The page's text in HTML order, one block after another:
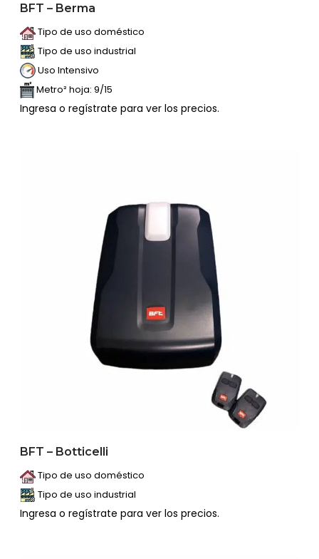
BFT – Berma
Tipo de uso doméstico
Tipo de uso industrial
Uso Intensivo
Metro² hoja: 9/15
Ingresa o regístrate para ver los precios.
BFT – Botticelli
Tipo de uso doméstico
Tipo de uso industrial
Ingresa o regístrate para ver los precios.